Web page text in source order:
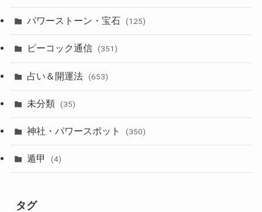
パワーストーン・宝石 (125)
ピーコック通信 (351)
占い＆開運法 (653)
未分類 (35)
神社・パワースポット (350)
遁甲 (4)
タグ